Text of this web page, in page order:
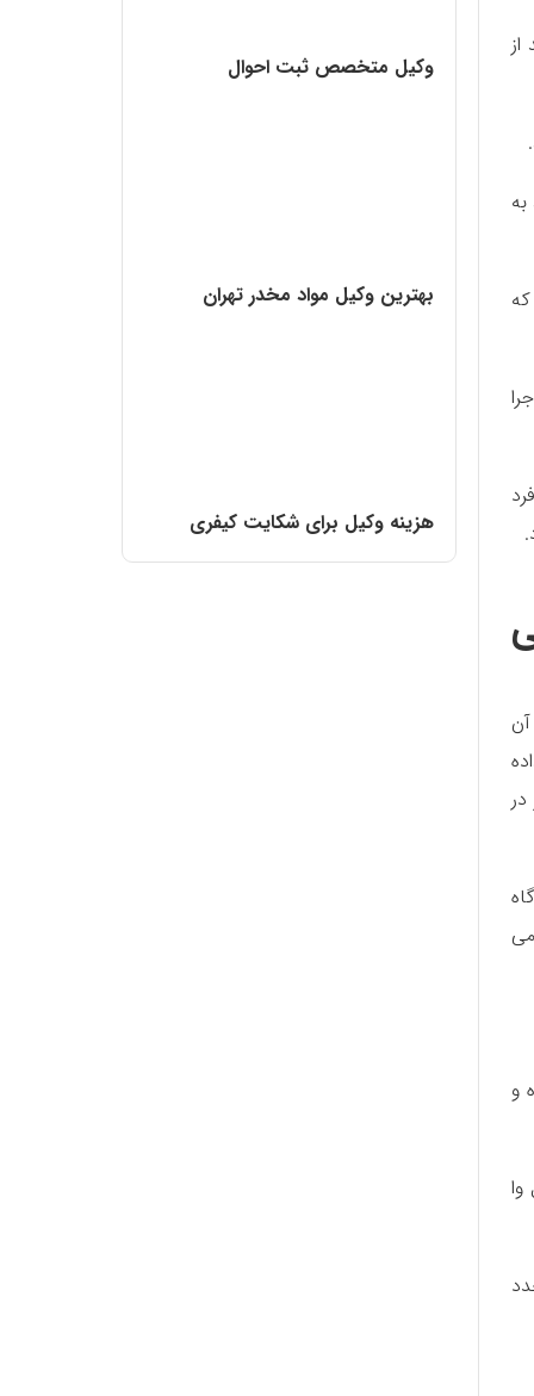
و
وکیل متخصص ثبت احوال
بهترین وکیل مواد مخدر تهران
هزینه وکیل برای شکایت کیفری